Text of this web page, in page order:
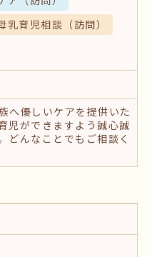
乳育児相談
（訪問）
へ優しいケアを提供いた
児ができますよう誠心誠
どんなことでもご相談く